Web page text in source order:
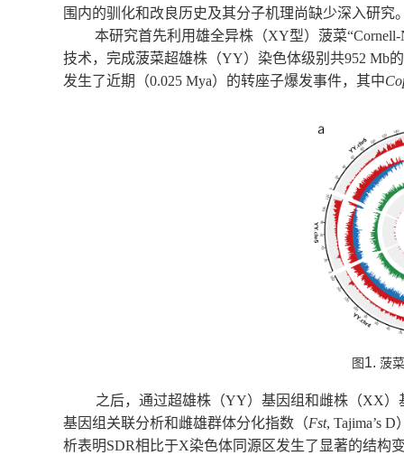
围内的驯化和改良历史及其分子机理尚缺少深入研究
本研究首先利用雄全异株（XY型）菠菜“Cornell-
技术，完成菠菜超雄株（YY）染色体级别共952 Mb
发生了近期（0.025 Mya）的转座子爆发事件，其中
图 1. 菠
之后，通过超雄株 （YY）基因组和雌株 （XX）
基因组关联分析和雌雄群体分化指数（Fst, Tajima’s D
析表明SDR相比于X染色体同源区发生了显著的结构